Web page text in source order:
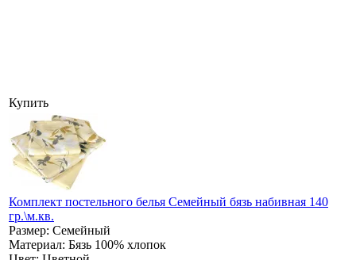
Купить
Комплект постельного белья Семейный бязь набивная 140
гр.\м.кв.
Размер: Семейный
Материал: Бязь 100% хлопок